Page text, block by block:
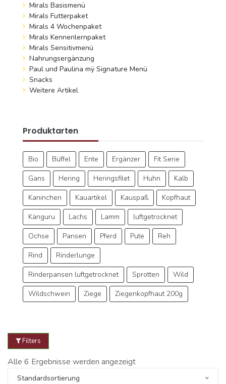
Mirals Basismenü
Mirals Futterpaket
Mirals 4 Wochenpaket
Mirals Kennenlernpaket
Mirals Sensitivmenü
Nahrungsergänzung
Paul und Paulina mÿ Signature Menü
Snacks
Weitere Artikel
Produktarten
Bio Büffel Ente Ergänzer
Fit Serie
Gans
Hering Heringsfilet Huhn
Kalb
Kaninchen
Kauartikel Kauspaß
Kopfhaut
Känguru
Lachs Lamm
luftgetrocknet
Ochse
Pansen Pferd Pute
Reh
Rind
Rinderlunge
Rinderpansen luftgetrocknet
Sprotten
Wild
Wildschwein
Ziege Ziegenkopfhaut 200g
Filters
Alle 6 Ergebnisse werden angezeigt
Standardsortierung